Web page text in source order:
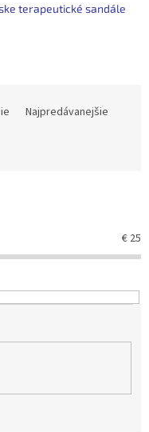
terapeutické sandále
Najpredávanejšie
€ 25